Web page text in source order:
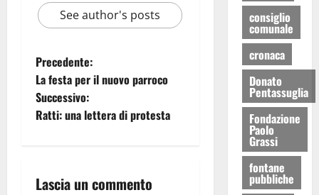
See author's posts
Precedente:
La festa per il nuovo parroco
Successivo:
Ratti: una lettera di protesta
Lascia un commento
consiglio
comunale
cronaca
Donato
Pentassuglia
Fondazione
Paolo
Grassi
fontane
pubbliche